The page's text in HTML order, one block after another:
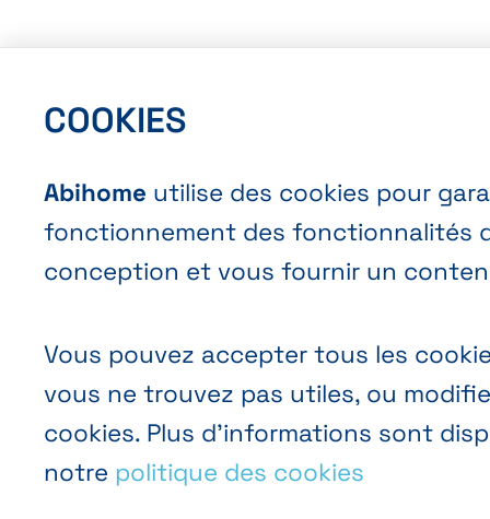
COOKIES
Abihome utilise des cookies pour
fonctionnement des fonctionnalités
conception et vous fournir un
Vous pouvez accepter tous les
vous ne trouvez pas utiles, ou
cookies. Plus d’informations sont
notre politique des cookies